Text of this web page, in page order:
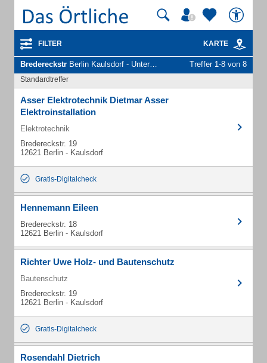
FILTER KARTE
Bredereckstr Berlin Kaulsdorf - Unternehmen und Personen Treffer 1-8 von 8
Standardtreffer
Asser Elektrotechnik Dietmar Asser
Elektroinstallation
Elektrotechnik
Bredereckstr. 19
12621 Berlin - Kaulsdorf
Gratis-Digitalcheck
Hennemann Eileen
Bredereckstr. 18
12621 Berlin - Kaulsdorf
Richter Uwe Holz- und Bautenschutz
Bautenschutz
Bredereckstr. 19
12621 Berlin - Kaulsdorf
Gratis-Digitalcheck
Rosendahl Dietrich